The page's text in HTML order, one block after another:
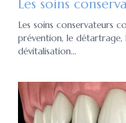
Les soins
Les soins conservateurs
prévention, le
dévitalisation...